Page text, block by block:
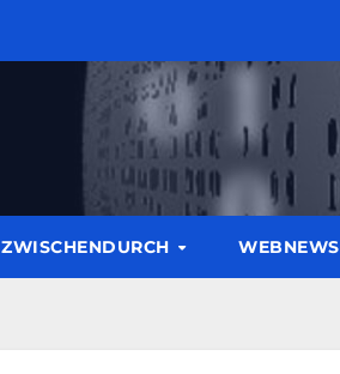
ZWISCHENDURCH WEBNEWS